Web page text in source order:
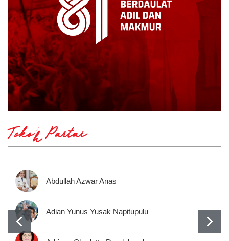
Tokoh Partai
Abdullah Azwar Anas
Adian Yunus Yusak Napitupulu